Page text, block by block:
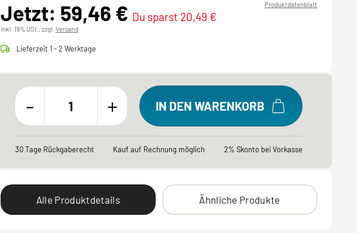
Jetzt: 59,46 € Du sparst 20,49 €
inkl. 19% USt., zzgl. Versand
Produktdatenblatt
Lieferzeit 1 - 2 Werktage
- + IN DEN WARENKORB
30 Tage Rückgaberecht Kauf auf Rechnung möglich 2% Skonto bei Vorkasse
Alle Produktdetails Ähnliche Produkte